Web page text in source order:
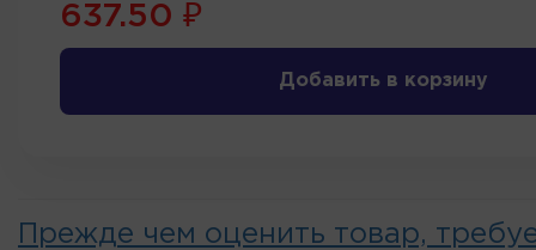
637.50 ₽
Добавить в корзину
Прежде чем оценить товар,